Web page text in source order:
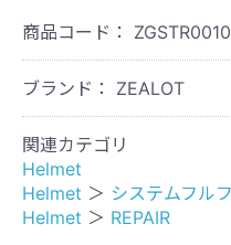
商品コード：
ブランド： ZEALOT
関連カテゴリ
Helmet
Helmet ＞ システムフル
Helmet ＞ REPAIR